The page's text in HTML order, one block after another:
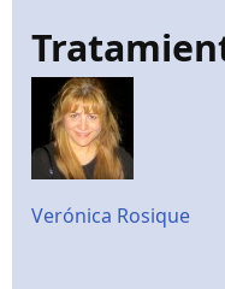
Verónica Rosique